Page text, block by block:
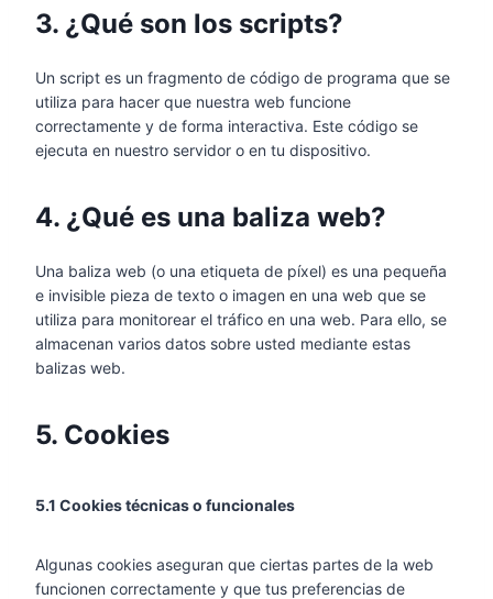
3. ¿Qué son los scripts?
Un script es un fragmento de código de programa que se
utiliza para hacer que nuestra web funcione
correctamente y de forma interactiva. Este código se
ejecuta en nuestro servidor o en tu dispositivo.
4. ¿Qué es una baliza web?
Una baliza web (o una etiqueta de píxel) es una pequeña
e invisible pieza de texto o imagen en una web que se
utiliza para monitorear el tráfico en una web. Para ello, se
almacenan varios datos sobre usted mediante estas
balizas web.
5. Cookies
5.1 Cookies técnicas o funcionales
Algunas cookies aseguran que ciertas partes de la web
funcionen correctamente y que tus preferencias de